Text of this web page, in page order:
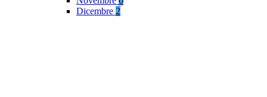
Dicembre 2